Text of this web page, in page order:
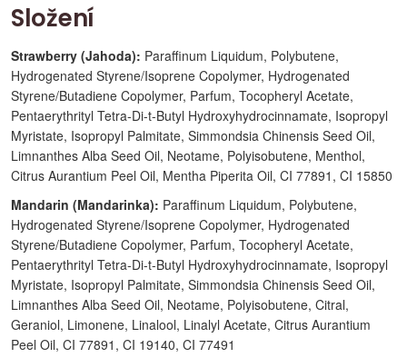
Složení
Strawberry (Jahoda): Paraffinum Liquidum, Polybutene,
Hydrogenated Styrene/Isoprene Copolymer, Hydrogenated
Styrene/Butadiene Copolymer, Parfum, Tocopheryl Acetate,
Pentaerythrityl Tetra-Di-t-Butyl Hydroxyhydrocinnamate, Isopropyl
Myristate, Isopropyl Palmitate, Simmondsia Chinensis Seed Oil,
Limnanthes Alba Seed Oil, Neotame, Polyisobutene, Menthol,
Citrus Aurantium Peel Oil, Mentha Piperita Oil, CI 77891, CI 15850
Mandarin (Mandarinka): Paraffinum Liquidum, Polybutene,
Hydrogenated Styrene/Isoprene Copolymer, Hydrogenated
Styrene/Butadiene Copolymer, Parfum, Tocopheryl Acetate,
Pentaerythrityl Tetra-Di-t-Butyl Hydroxyhydrocinnamate, Isopropyl
Myristate, Isopropyl Palmitate, Simmondsia Chinensis Seed Oil,
Limnanthes Alba Seed Oil, Neotame, Polyisobutene, Citral,
Geraniol, Limonene, Linalool, Linalyl Acetate, Citrus Aurantium
Peel Oil, CI 77891, CI 19140, CI 77491